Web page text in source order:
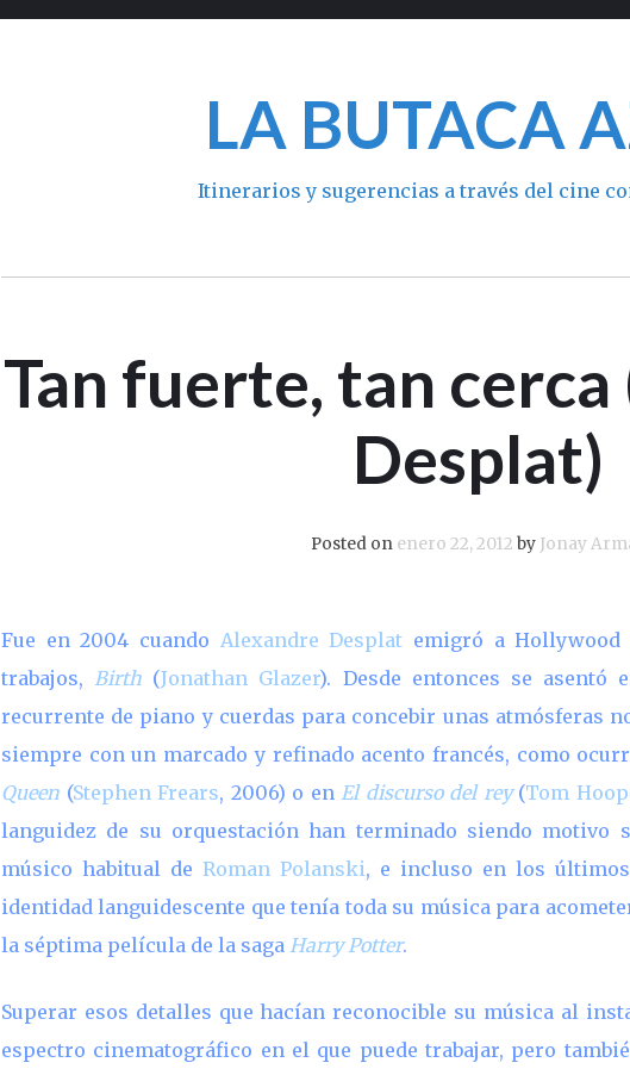
LA BUTACA
Itinerarios y sugerencias a través del cine
Tan fuerte, tan
Desplat)
Posted on enero 22, 2012 by Jonay
Fue en 2004 cuando Alexandre Desplat emigró a Hollywood
trabajos, Birth (Jonathan Glazer). Desde entonces se
recurrente de piano y cuerdas para concebir unas atmósferas
siempre con un marcado y refinado acento francés, como
Queen (Stephen Frears, 2006) o en El discurso del rey(Tom
languidez de su orquestación han terminado siendo motivo
músico habitual de Roman Polanski, e incluso en los
identidad languidescente que tenía toda su música para
la séptima película de la saga Harry Potter.
Superar esos detalles que hacían reconocible su música al
espectro cinematográfico en el que puede trabajar, pero